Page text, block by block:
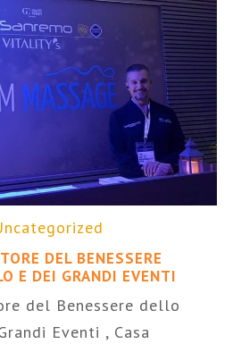
DEL BENESSERE
E DEI GRANDI EVENTI
del Benessere dello
Eventi , Casa